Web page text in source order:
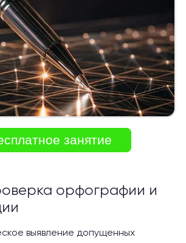
занятие
орфографии и
выявление допущенных